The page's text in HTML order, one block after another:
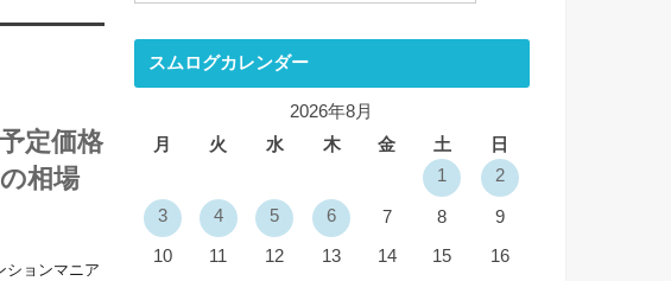
定価格
相場
ションマニア
スムログカレンダー
2026年8月
月
火 水 木 金 土
日
1
2
3 4 5 6 7 8 9
10 11 12 13 14 15
16